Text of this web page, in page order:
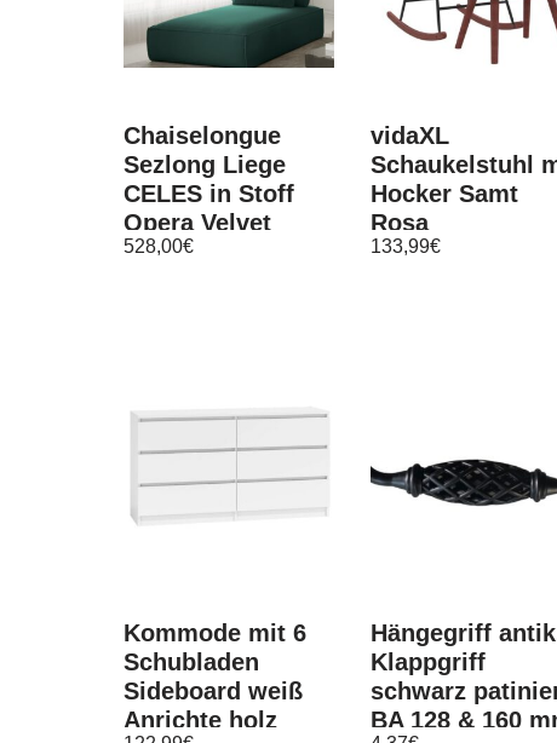
Chaiselongue
Sezlong Liege
CELES in Stoff
Opera Velvet
Petrol
528,00€
vidaXL
Schaukelstuhl
Hocker Samt
Rosa
133,99€
Kommode mit 6
Schubladen
Sideboard weiß
Anrichte holz
Hängegriff
Klappgriff
schwarz
BA 128 & 160